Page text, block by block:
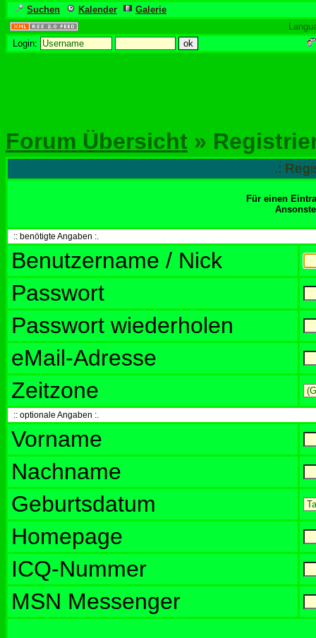
Suchen Kalender
Galerie
Login:
Forum Übersicht »
.:
Für einen
:: benötigte Angaben :.
Benutzername / Nick
Passwort
Passwort wiederholen
eMail-Adresse
Zeitzone
:: optionale Angaben :.
Vorname
Nachname
Geburtsdatum
Homepage
ICQ-Nummer
MSN Messenger